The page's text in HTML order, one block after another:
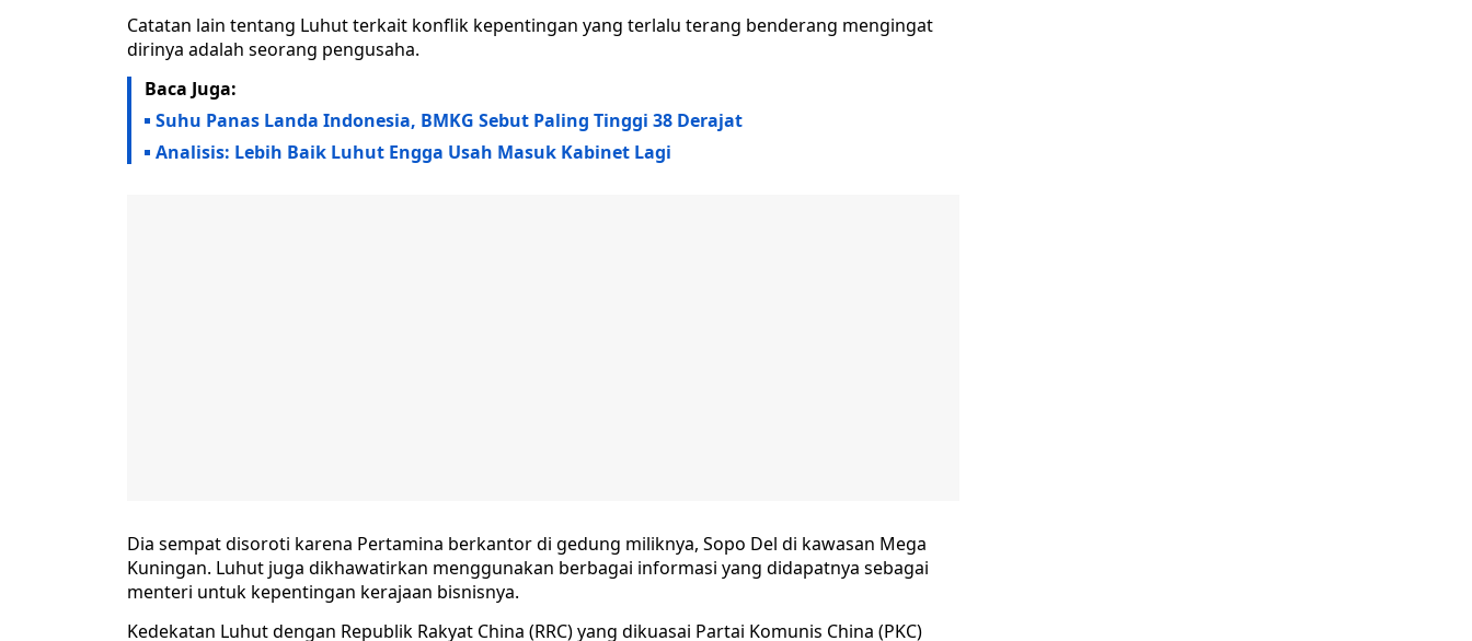
Catatan lain tentang Luhut terkait konflik kepentingan yang terlalu terang benderang mengingat
dirinya adalah seorang pengusaha.
Baca Juga:
Suhu Panas Landa Indonesia, BMKG Sebut Paling Tinggi 38 Derajat
Analisis: Lebih Baik Luhut Engga Usah Masuk Kabinet Lagi
Dia sempat disoroti karena Pertamina berkantor di gedung miliknya, Sopo Del di kawasan Mega
Kuningan. Luhut juga dikhawatirkan menggunakan berbagai informasi yang didapatnya sebagai
menteri untuk kepentingan kerajaan bisnisnya.
Kedekatan Luhut dengan Republik Rakyat China (RRC) yang dikuasai Partai Komunis China (PKC)